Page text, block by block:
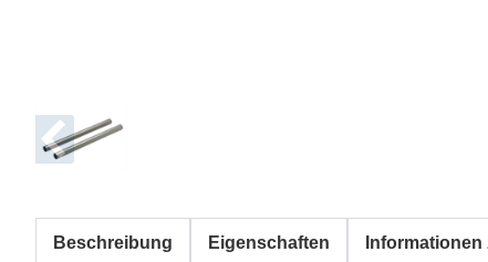
Beschreibung Eigenschaften